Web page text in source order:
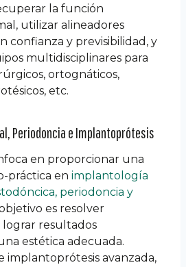
la función
utilizar alineadores
confianza y previsibilidad, y
multidisciplinares para
ortognáticos,
etc.
Periodoncia e Implantoprótesis
en proporcionar una
práctica en implantología
periodoncia y
es resolver
lograr resultados
estética adecuada.
implantoprótesis avanzada,